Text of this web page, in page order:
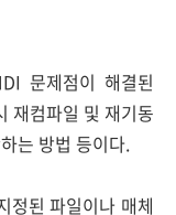
문제점이 해결된
재컴파일 및 재기동
는 방법 등이다.
정된 파일이나 매체